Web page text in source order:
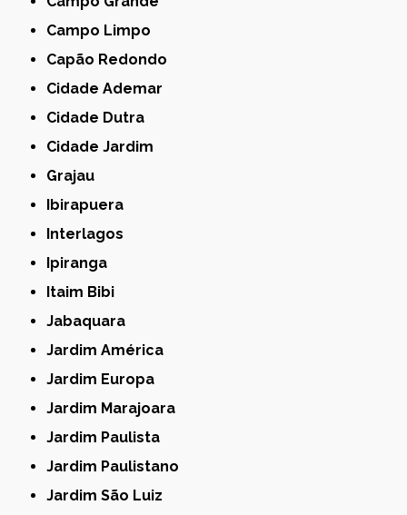
Campo Limpo
Capão Redondo
Cidade Ademar
Cidade Dutra
Cidade Jardim
Grajau
Ibirapuera
Interlagos
Ipiranga
Itaim Bibi
Jabaquara
Jardim América
Jardim Europa
Jardim Marajoara
Jardim Paulista
Jardim Paulistano
Jardim São Luiz